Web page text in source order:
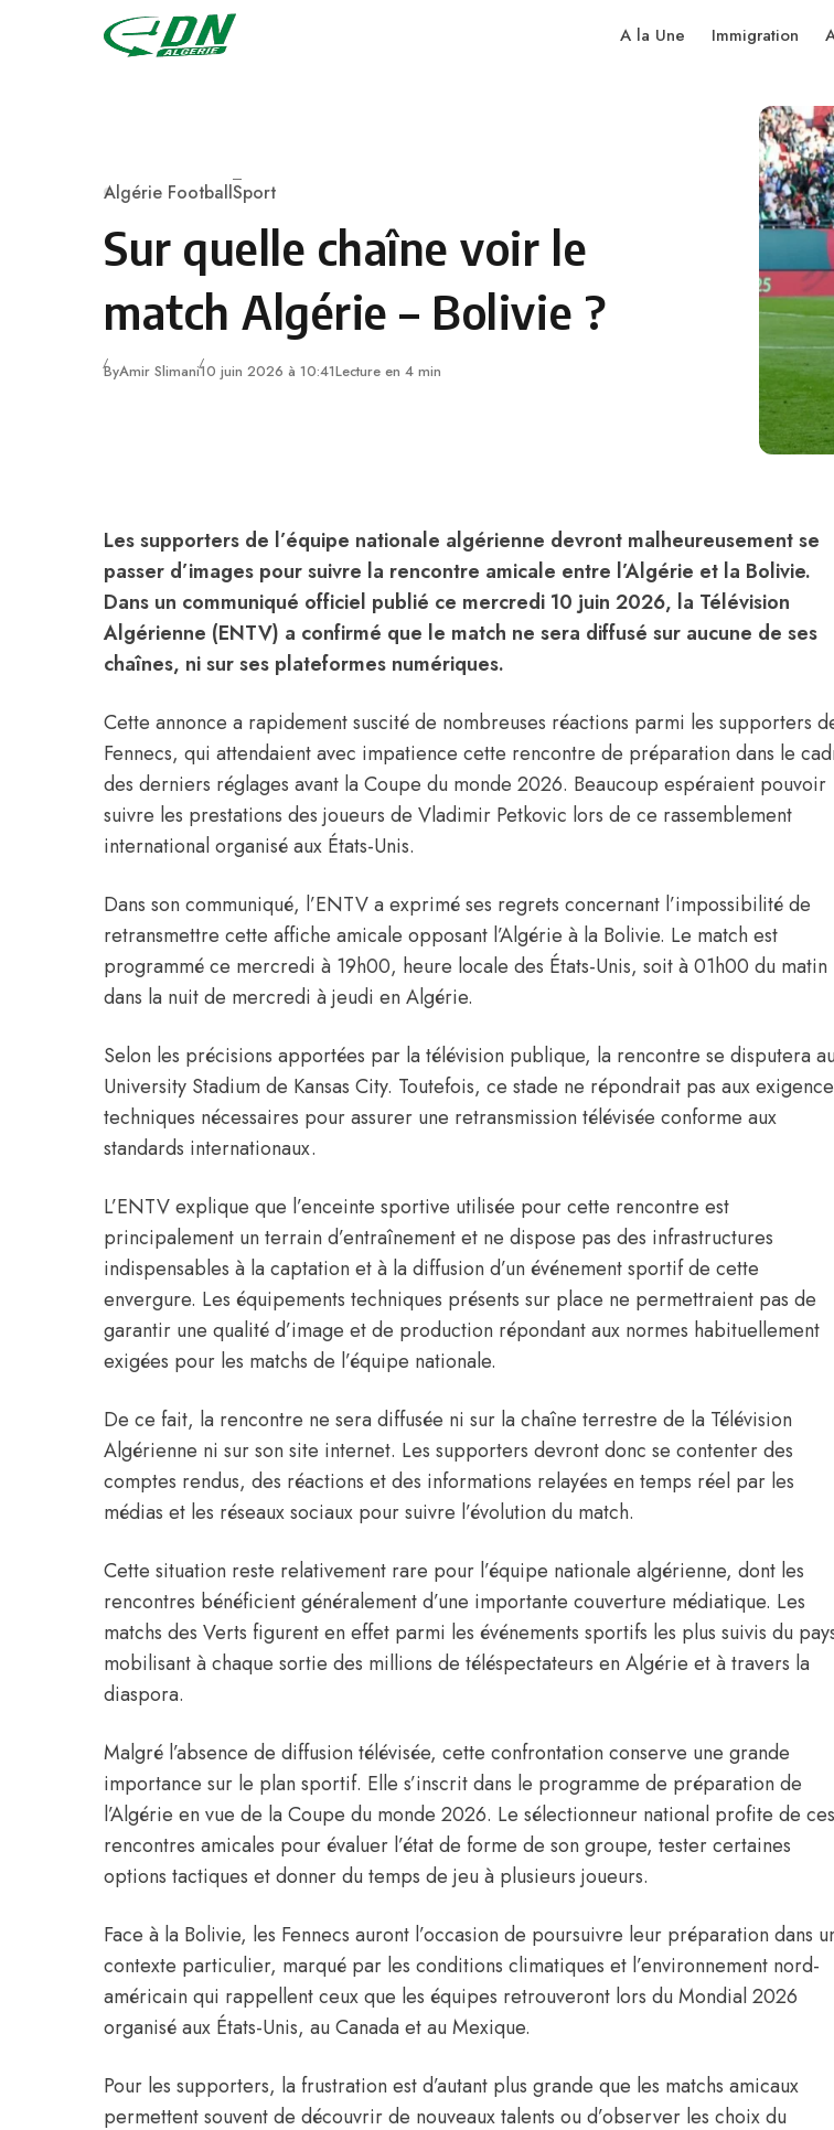
Skip to content
A la Une Immigration
Category
Algérie FootballSport
Sur quelle chaîne voir le
match Algérie – Bolivie ?
ByAmir Slimani10 juin 2026 à 10:41Lecture en 4 min
Les supporters de l’équipe nationale algérienne devront malheureusement se
passer d’images pour suivre la rencontre amicale entre l’Algérie et la Bolivie.
Dans un communiqué officiel publié ce mercredi 10 juin 2026, la Télévision
Algérienne (ENTV) a confirmé que le match ne sera diffusé sur aucune de ses
chaînes, ni sur ses plateformes numériques.
Cette annonce a rapidement suscité de nombreuses réactions parmi les supporters
Fennecs, qui attendaient avec impatience cette rencontre de préparation dans le
des derniers réglages avant la Coupe du monde 2026. Beaucoup espéraient pouvoir
suivre les prestations des joueurs de Vladimir Petkovic lors de ce rassemblement
international organisé aux États-Unis.
Dans son communiqué, l’ENTV a exprimé ses regrets concernant l’impossibilité de
retransmettre cette affiche amicale opposant l’Algérie à la Bolivie. Le match est
programmé ce mercredi à 19h00, heure locale des États-Unis, soit à 01h00 du matin
dans la nuit de mercredi à jeudi en Algérie.
Selon les précisions apportées par la télévision publique, la rencontre se disputera au
University Stadium de Kansas City. Toutefois, ce stade ne répondrait pas aux
techniques nécessaires pour assurer une retransmission télévisée conforme aux
standards internationaux.
L’ENTV explique que l’enceinte sportive utilisée pour cette rencontre est
principalement un terrain d’entraînement et ne dispose pas des infrastructures
indispensables à la captation et à la diffusion d’un événement sportif de cette
envergure. Les équipements techniques présents sur place ne permettraient pas de
garantir une qualité d’image et de production répondant aux normes habituellement
exigées pour les matchs de l’équipe nationale.
De ce fait, la rencontre ne sera diffusée ni sur la chaîne terrestre de la Télévision
Algérienne ni sur son site internet. Les supporters devront donc se contenter des
comptes rendus, des réactions et des informations relayées en temps réel par les
médias et les réseaux sociaux pour suivre l’évolution du match.
Cette situation reste relativement rare pour l’équipe nationale algérienne, dont les
rencontres bénéficient généralement d’une importante couverture médiatique. Les
matchs des Verts figurent en effet parmi les événements sportifs les plus suivis du
mobilisant à chaque sortie des millions de téléspectateurs en Algérie et à travers la
diaspora.
Malgré l’absence de diffusion télévisée, cette confrontation conserve une grande
importance sur le plan sportif. Elle s’inscrit dans le programme de préparation de
l’Algérie en vue de la Coupe du monde 2026. Le sélectionneur national profite de ces
rencontres amicales pour évaluer l’état de forme de son groupe, tester certaines
options tactiques et donner du temps de jeu à plusieurs joueurs.
Face à la Bolivie, les Fennecs auront l’occasion de poursuivre leur préparation dans
contexte particulier, marqué par les conditions climatiques et l’environnement nord-
américain qui rappellent ceux que les équipes retrouveront lors du Mondial 2026
organisé aux États-Unis, au Canada et au Mexique.
Pour les supporters, la frustration est d’autant plus grande que les matchs amicaux
permettent souvent de découvrir de nouveaux talents ou d’observer les choix du